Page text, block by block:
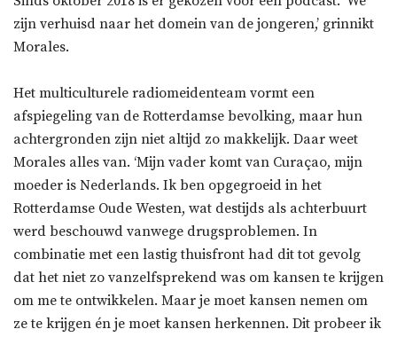
zijn verhuisd naar het domein van de jongeren,’ grinnikt
Morales.
Het multiculturele radiomeidenteam vormt een
afspiegeling van de Rotterdamse bevolking, maar hun
achtergronden zijn niet altijd zo makkelijk. Daar weet
Morales alles van. ‘Mijn vader komt van Curaçao, mijn
moeder is Nederlands. Ik ben opgegroeid in het
Rotterdamse Oude Westen, wat destijds als achterbuurt
werd beschouwd vanwege drugsproblemen. In
combinatie met een lastig thuisfront had dit tot gevolg
dat het niet zo vanzelfsprekend was om kansen te krijgen
om me te ontwikkelen. Maar je moet kansen nemen om
ze te krijgen én je moet kansen herkennen. Dit probeer ik